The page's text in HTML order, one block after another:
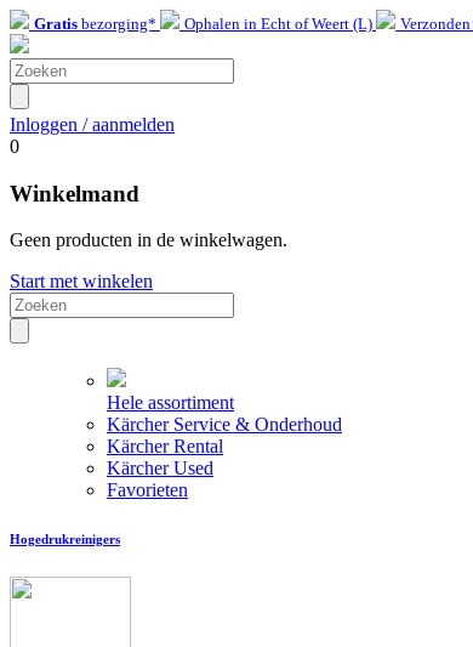
Gratis bezorging* Ophalen in Echt of Weert (L) Verzonden
Inloggen / aanmelden
0
Winkelmand
Geen producten in de winkelwagen.
Start met winkelen
Hele assortiment
Kärcher Service & Onderhoud
Kärcher Rental
Kärcher Used
Favorieten
Hogedrukreinigers